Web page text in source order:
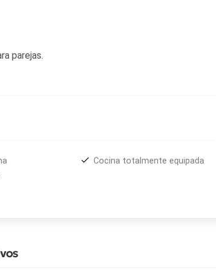
parejas.
Cocina totalmente equipada